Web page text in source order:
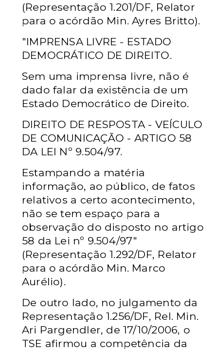
(Representação 1.201/DF, Relator
para o acórdão Min. Ayres Britto).
"IMPRENSA LIVRE - ESTADO
DEMOCRÁTICO DE DIREITO.
Sem uma imprensa livre, não é
dado falar da existência de um
Estado Democrático de Direito.
DIREITO DE RESPOSTA - VEÍCULO
DE COMUNICAÇÃO - ARTIGO 58
DA LEI Nº 9.504/97.
Estampando a matéria
informação, ao público, de fatos
relativos a certo acontecimento,
não se tem espaço para a
observação do disposto no artigo
58 da Lei nº 9.504/97"
(Representação 1.292/DF, Relator
para o acórdão Min. Marco
Aurélio).
De outro lado, no julgamento da
Representação 1.256/DF, Rel. Min.
Ari Pargendler, de 17/10/2006, o
TSE afirmou a competência da